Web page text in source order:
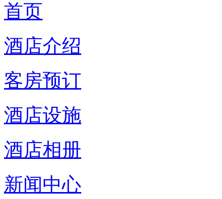
首页
酒店介绍
客房预订
酒店设施
酒店相册
新闻中心